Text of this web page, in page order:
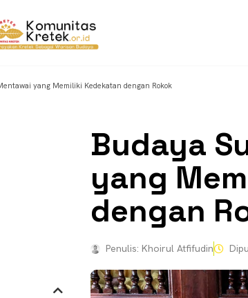
yang Memiliki Kedekatan dengan Rokok
Budaya
yang
dengan
Penulis: Khoirul Atfifudin